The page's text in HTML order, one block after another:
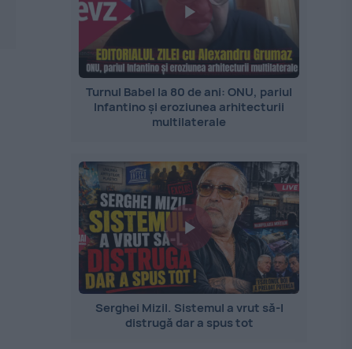
Turnul Babel la 80 de ani: ONU, pariul
Infantino și eroziunea arhitecturii
multilaterale
Serghei Mizil. Sistemul a vrut să-l
distrugă dar a spus tot